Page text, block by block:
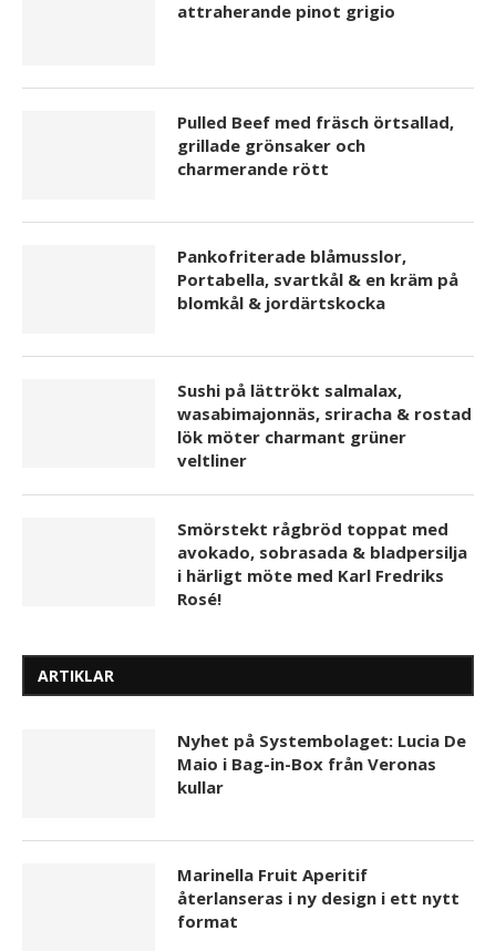
attraherande pinot grigio
Pulled Beef med fräsch örtsallad,
grillade grönsaker och
charmerande rött
Pankofriterade blåmusslor,
Portabella, svartkål & en kräm på
blomkål & jordärtskocka
Sushi på lättrökt salmalax,
wasabimajonnäs, sriracha & rostad
lök möter charmant grüner
veltliner
Smörstekt rågbröd toppat med
avokado, sobrasada & bladpersilja
i härligt möte med Karl Fredriks
Rosé!
ARTIKLAR
Nyhet på Systembolaget: Lucia De
Maio i Bag-in-Box från Veronas
kullar
Marinella Fruit Aperitif
återlanseras i ny design i ett nytt
format